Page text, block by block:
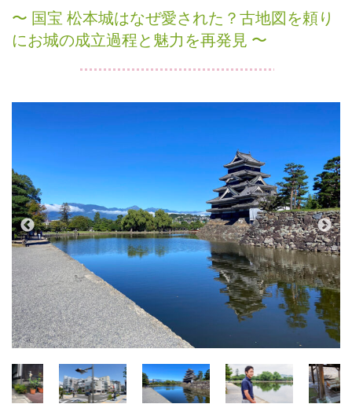
〜 国宝 松本城はなぜ愛された？古地図を頼り
にお城の成立過程と魅力を再発見 〜